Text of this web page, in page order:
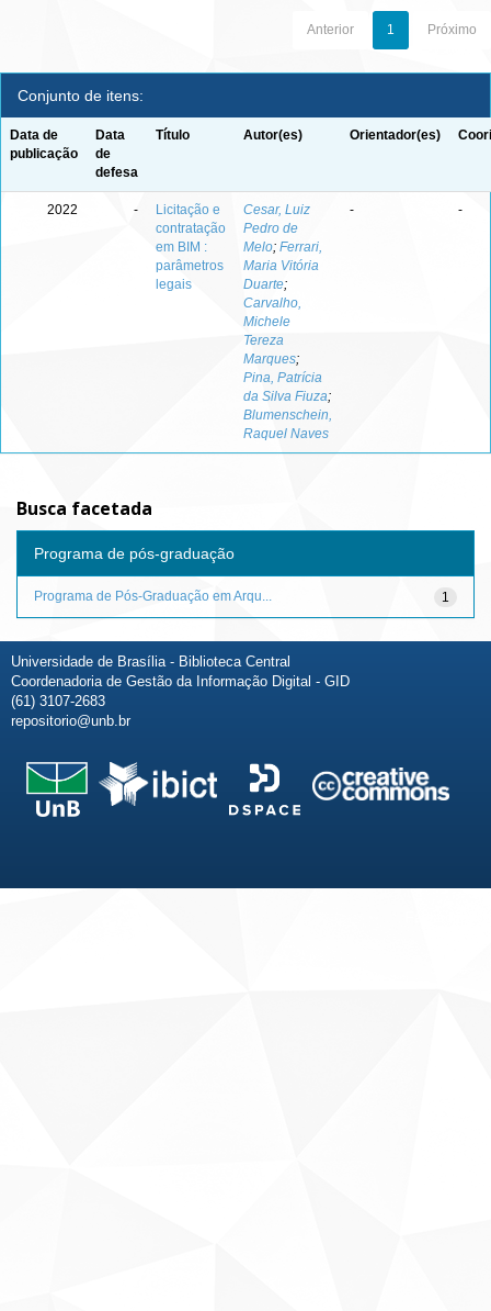
Anterior 1 Próximo
Conjunto de itens:
Data de
publicação
Data
de
defesa
Título Autor(es) Orientador(es)
2022 -
Licitação e
contratação
em BIM :
parâmetros
legais
Cesar, Luiz
Pedro de
Melo; Ferrari,
Maria Vitória
Duarte;
Carvalho,
Michele
Tereza
Marques;
Pina, Patrícia
da Silva Fiuza;
Blumenschein,
Raquel Naves
- -
Busca facetada
Programa de pós-graduação
1
Programa de Pós-Graduação em Arqu...
Universidade de Brasília - Biblioteca Central
Coordenadoria de Gestão da Informação Digital - GID
(61) 3107-2683
repositorio@unb.br